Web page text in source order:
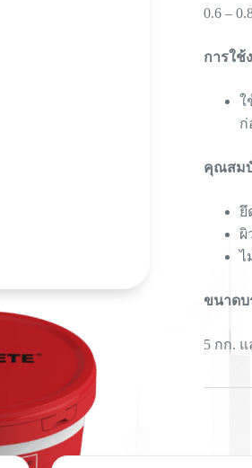
0.6 –
การใช้
ใ
ก่
คุณสม
ยึ
ผิ
ไ
ขนาดบ
5 กก. แ